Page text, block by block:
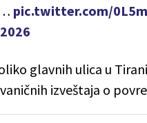
pic.twitter.com/
glavnih ulica u
izveštaja o